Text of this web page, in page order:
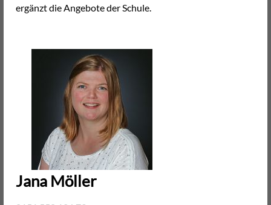
ergänzt die Angebote der Schule.
Jana Möller